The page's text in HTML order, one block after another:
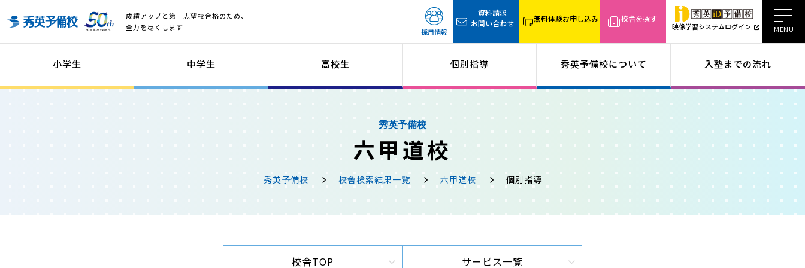
成績アップと第一志望校合格のため、
全力を尽くします
採用情報
資料請求
お問い合わせ
無料体験お申し込み 校舎を探す
映像学習システムログイン
小学生 中学生 高校生 個別指導 秀英予備校について 入塾までの流れ
秀英予備校
六甲道校
秀英予備校 校舎検索結果一覧 六甲道校 個別指導
校舎TOP サービス一覧